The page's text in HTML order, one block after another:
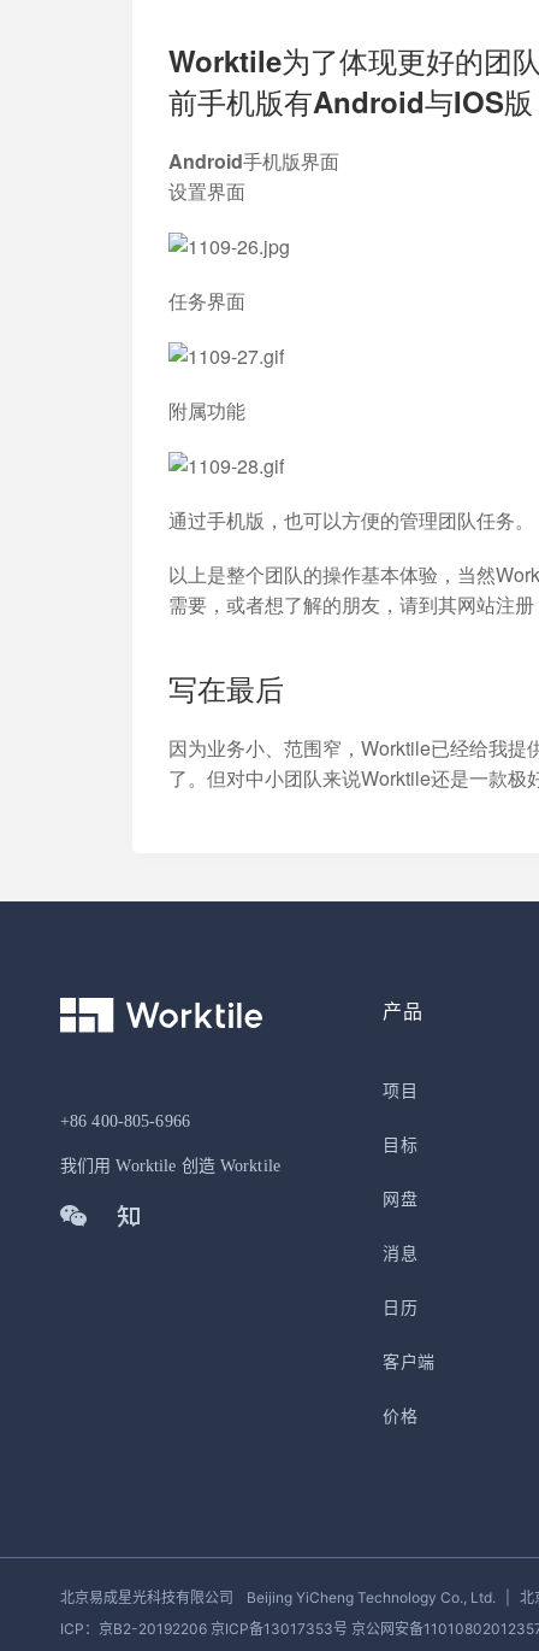
Worktile为了体现更好的团
前手机版有Android与IOS版
Android手机版界面
设置界面
任务界面
附属功能
通过手机版，也可以方便的管理团队任务。
以上是整个团队的操作基本体验，当然
需要，或者想了解的朋友，请到其网站注
写在最后
因为业务小、范围窄，Worktile已经给我
了。但对中小团队来说Worktile还是一款极
+86 400-805-6966
我们用 Worktile 创造 Worktile
产品
项目
目标
网盘
消息
日历
客户端
价格
北京易成星光科技有限公司 Beijing YiCheng Technology Co., Ltd.
北
ICP：京B2-20192206 京ICP备13017353号 京公网安备